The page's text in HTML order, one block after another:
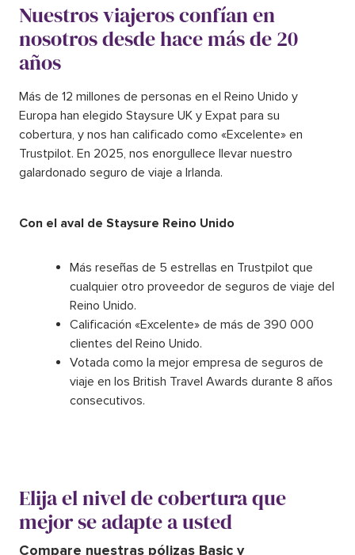
Nuestros viajeros confían en
nosotros desde hace más de 20
años
Más de 12 millones de personas en el Reino Unido y
Europa han elegido Staysure UK y Expat para su
cobertura, y nos han calificado como «Excelente» en
Trustpilot. En 2025, nos enorgullece llevar nuestro
galardonado seguro de viaje a Irlanda.
Con el aval de Staysure Reino Unido
Más reseñas de 5 estrellas en Trustpilot que
cualquier otro proveedor de seguros de viaje del
Reino Unido.
Calificación «Excelente» de más de 390 000
clientes del Reino Unido.
Votada como la mejor empresa de seguros de
viaje en los British Travel Awards durante 8 años
consecutivos.
Elija el nivel de cobertura que
mejor se adapte a usted
Compare nuestras pólizas Basic y